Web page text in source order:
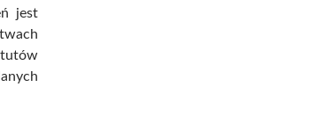
jest